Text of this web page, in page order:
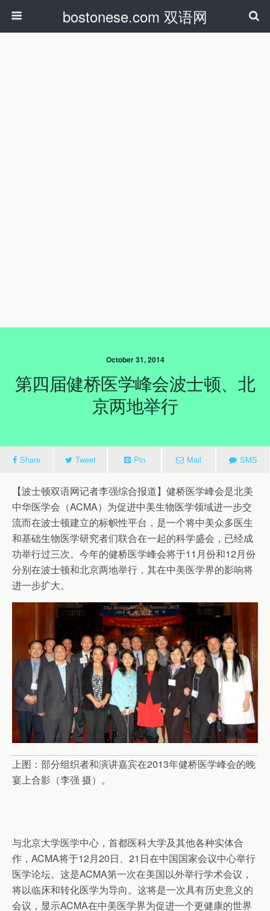
bostonese.com 双语网
October 31, 2014
第四届健桥医学峰会波士顿、北
京两地举行
Share Tweet Pin Mail SMS
【波士顿双语网记者李强综合报道】健桥医学峰会是北美
中华医学会（ACMA）为促进中美生物医学领域进一步交
流而在波士顿建立的标帜性平台，是一个将中美众多医生
和基础生物医学研究者们联合在一起的科学盛会，已经成
功举行过三次。今年的健桥医学峰会将于11月份和12月份
分别在波士顿和北京两地举行，其在中美医学界的影响将
进一步扩大。
上图：部分组织者和演讲嘉宾在2013年健桥医学峰会的晚
宴上合影（李强 摄）。
与北京大学医学中心，首都医科大学及其他各种实体合
作，ACMA将于12月20日、21日在中国国家会议中心举行
医学论坛。这是ACMA第一次在美国以外举行学术会议，
将以临床和转化医学为导向。这将是一次具有历史意义的
会议，显示ACMA在中美医学界为促进一个更健康的世界